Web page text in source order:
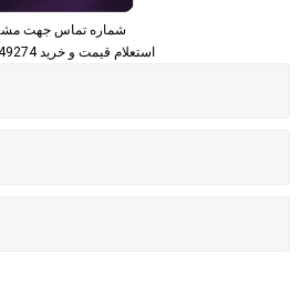
استعلام قیمت و خرید 09120149274